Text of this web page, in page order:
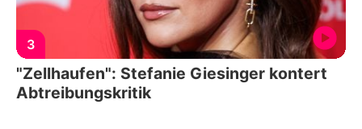
3
"Zellhaufen": Stefanie Giesinger kontert
Abtreibungskritik